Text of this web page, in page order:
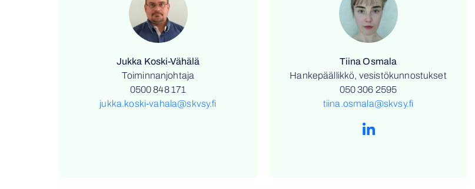
Jukka Koski-Vähälä
Toiminnanjohtaja
0500 848 171
jukka.koski-vahala@skvsy.fi
Tiina Osmala
Hankepäällikkö, vesistökunnostukset
050 306 2595
tiina.osmala@skvsy.fi